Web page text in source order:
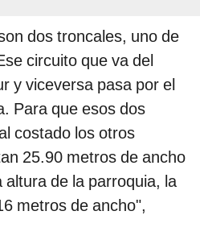
dos troncales, uno de
circuito que va del
y viceversa pasa por el
Para que esos dos
costado los otros
25.90 metros de ancho
altura de la parroquia, la
metros de ancho",